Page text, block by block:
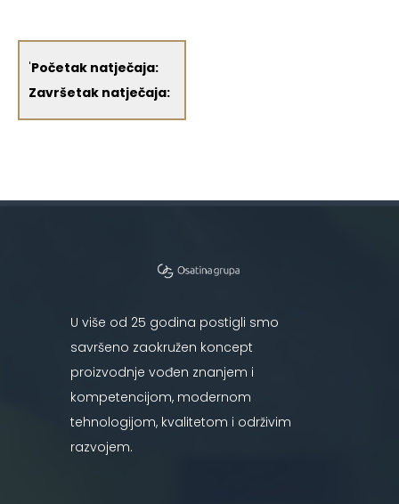
'Početak natječaja:
Završetak natječaja:
U više od 25 godina postigli smo
savršeno zaokružen koncept
proizvodnje vođen znanjem i
kompetencijom, modernom
tehnologijom, kvalitetom i održivim
razvojem.